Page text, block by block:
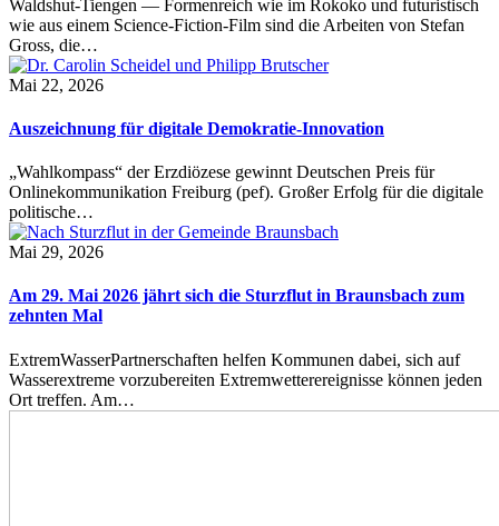
Waldshut-Tiengen — Formenreich wie im Rokoko und futuristisch
wie aus einem Science-Fiction-Film sind die Arbeiten von Stefan
Gross, die…
Mai 22, 2026
Auszeichnung für digitale Demokratie-Innovation
„Wahlkompass“ der Erzdiözese gewinnt Deutschen Preis für
Onlinekommunikation Freiburg (pef). Großer Erfolg für die digitale
politische…
Mai 29, 2026
Am 29. Mai 2026 jährt sich die Sturzflut in Braunsbach zum
zehnten Mal
ExtremWasserPartnerschaften helfen Kommunen dabei, sich auf
Wasserextreme vorzubereiten Extremwetterereignisse können jeden
Ort treffen. Am…